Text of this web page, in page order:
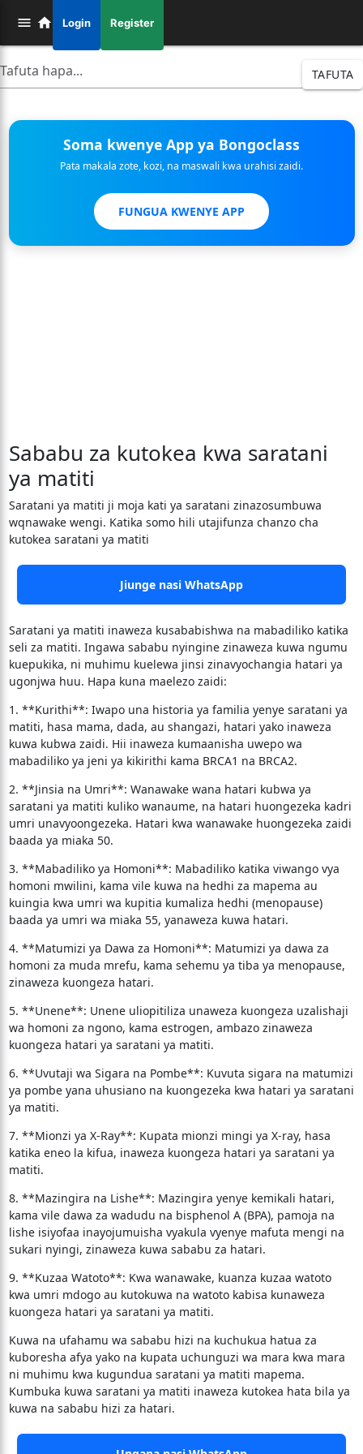
Login Register
TAFUTA
Soma kwenye App ya Bongoclass
Pata makala zote, kozi, na maswali kwa urahisi zaidi.
FUNGUA KWENYE APP
Sababu za kutokea kwa saratani
ya matiti
Saratani ya matiti ji moja kati ya saratani zinazosumbuwa
wqnawake wengi. Katika somo hili utajifunza chanzo cha
kutokea saratani ya matiti
Jiunge nasi WhatsApp
Saratani ya matiti inaweza kusababishwa na mabadiliko katika
seli za matiti. Ingawa sababu nyingine zinaweza kuwa ngumu
kuepukika, ni muhimu kuelewa jinsi zinavyochangia hatari ya
ugonjwa huu. Hapa kuna maelezo zaidi:
1. **Kurithi**: Iwapo una historia ya familia yenye saratani ya
matiti, hasa mama, dada, au shangazi, hatari yako inaweza
kuwa kubwa zaidi. Hii inaweza kumaanisha uwepo wa
mabadiliko ya jeni ya kikirithi kama BRCA1 na BRCA2.
2. **Jinsia na Umri**: Wanawake wana hatari kubwa ya
saratani ya matiti kuliko wanaume, na hatari huongezeka kadri
umri unavyoongezeka. Hatari kwa wanawake huongezeka zaidi
baada ya miaka 50.
3. **Mabadiliko ya Homoni**: Mabadiliko katika viwango vya
homoni mwilini, kama vile kuwa na hedhi za mapema au
kuingia kwa umri wa kupitia kumaliza hedhi (menopause)
baada ya umri wa miaka 55, yanaweza kuwa hatari.
4. **Matumizi ya Dawa za Homoni**: Matumizi ya dawa za
homoni za muda mrefu, kama sehemu ya tiba ya menopause,
zinaweza kuongeza hatari.
5. **Unene**: Unene uliopitiliza unaweza kuongeza uzalishaji
wa homoni za ngono, kama estrogen, ambazo zinaweza
kuongeza hatari ya saratani ya matiti.
6. **Uvutaji wa Sigara na Pombe**: Kuvuta sigara na matumizi
ya pombe yana uhusiano na kuongezeka kwa hatari ya saratani
ya matiti.
7. **Mionzi ya X-Ray**: Kupata mionzi mingi ya X-ray, hasa
katika eneo la kifua, inaweza kuongeza hatari ya saratani ya
matiti.
8. **Mazingira na Lishe**: Mazingira yenye kemikali hatari,
kama vile dawa za wadudu na bisphenol A (BPA), pamoja na
lishe isiyofaa inayojumuisha vyakula vyenye mafuta mengi na
sukari nyingi, zinaweza kuwa sababu za hatari.
9. **Kuzaa Watoto**: Kwa wanawake, kuanza kuzaa watoto
kwa umri mdogo au kutokuwa na watoto kabisa kunaweza
kuongeza hatari ya saratani ya matiti.
Kuwa na ufahamu wa sababu hizi na kuchukua hatua za
kuboresha afya yako na kupata uchunguzi wa mara kwa mara
ni muhimu kwa kugundua saratani ya matiti mapema.
Kumbuka kuwa saratani ya matiti inaweza kutokea hata bila ya
kuwa na sababu hizi za hatari.